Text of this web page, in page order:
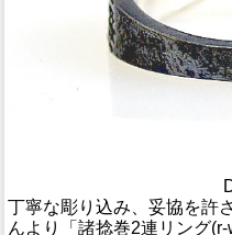
丁寧な彫り込み、妥協を許
んより「諸捻巻2連リング(r-